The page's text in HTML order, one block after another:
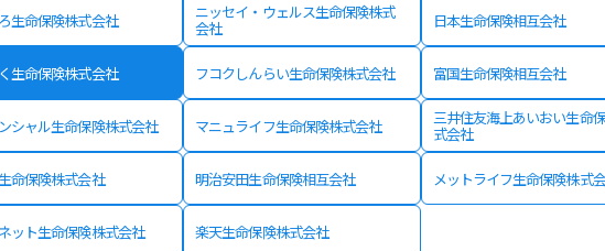
生命保険株式会社 ニッセイ・ウェルス生命保険株式
会社 日本生命保険相互会社
生命保険株式会社 フコクしんらい生命保険株式会社 富国生命保険相互会社
シャル生命保険株式会社 マニュライフ生命保険株式会社 三井住友海上あいおい生命
式会社
命保険株式会社 明治安田生命保険相互会社 メットライフ生命保険株式
ット生命保険株式会社 楽天生命保険株式会社